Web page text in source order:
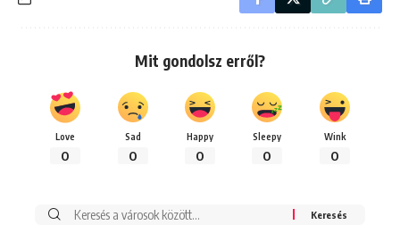
Mit gondolsz erről?
Love
0
Sad
0
Happy
0
Sleepy
0
Wink
0
Keresés: